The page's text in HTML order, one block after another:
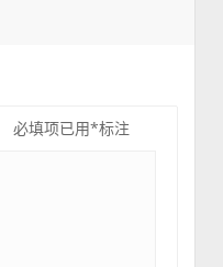
必填项已用*标注